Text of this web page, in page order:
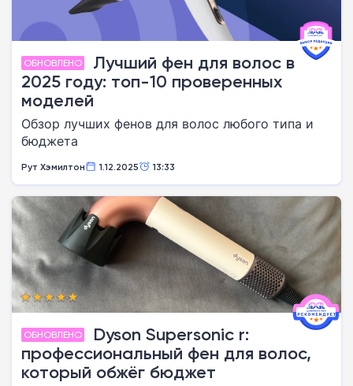
ОБНОВЛЕНО
Лучший фен для волос в
2025 году: топ-10 проверенных
моделей
Обзор лучших фенов для волос любого типа и
бюджета
Рут Хэмилтон 1.12.2025 13:33
ОБНОВЛЕНО
Dyson Supersonic r:
профессиональный фен для волос,
который обжёг бюджет